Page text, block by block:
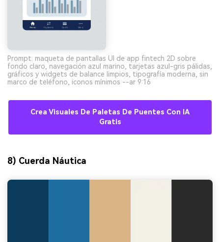
Prompt: maqueta de pantallas UI de app fintech 2D sobre
fondo claro, navegación azul marino, tarjetas azul-gris pálidas,
gráficos y widgets de balance limpios, tipografía moderna, sin
marco de teléfono, iconos mínimos --ar 9:16
Crea Visuales De Paletas De Puentes Con IA
Gratis
8) Cuerda Náutica